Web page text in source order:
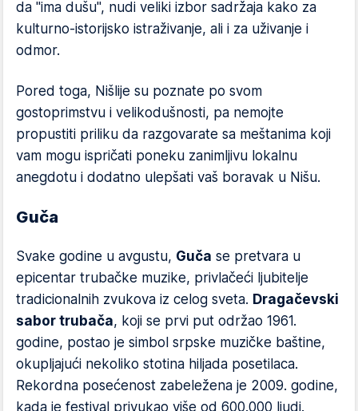
da "ima dušu", nudi veliki izbor sadržaja kako za
kulturno-istorijsko istraživanje, ali i za uživanje i
odmor.
Pored toga, Nišlije su poznate po svom
gostoprimstvu i velikodušnosti, pa nemojte
propustiti priliku da razgovarate sa meštanima koji
vam mogu ispričati poneku zanimljivu lokalnu
anegdotu i dodatno ulepšati vaš boravak u Nišu.
Guča
Svake godine u avgustu, Guča se pretvara u
epicentar trubačke muzike, privlačeći ljubitelje
tradicionalnih zvukova iz celog sveta. Dragačevski
sabor trubača, koji se prvi put održao 1961.
godine, postao je simbol srpske muzičke baštine,
okupljajući nekoliko stotina hiljada posetilaca.
Rekordna posećenost zabeležena je 2009. godine,
kada je festival privukao više od 600.000 ljudi.